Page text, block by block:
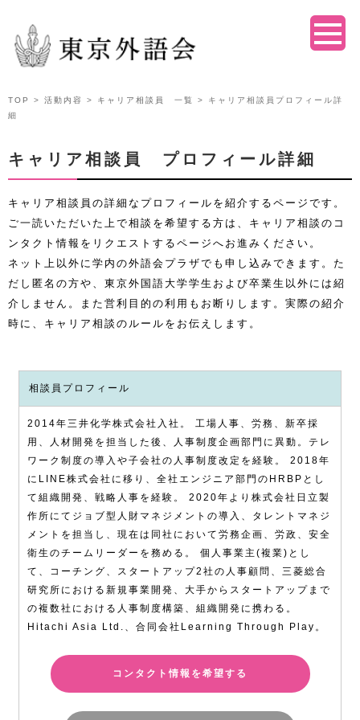
TOP > 活動内容 > キャリア相談員 一覧
> キャリア相談員プロフィール詳
細
キャリア相談員 プロフィール詳細
キャリア相談員の詳細なプロフィールを紹介するページです。
ご一読いただいた上で相談を希望する方は、キャリア相談のコ
ンタクト情報をリクエストするページへお進みください。
ネット上以外に学内の外語会プラザでも申し込みできます。た
だし匿名の方や、東京外国語大学学生および卒業生以外には紹
介しません。また営利目的の利用もお断りします。実際の紹介
時に、キャリア相談のルールをお伝えします。
相談員プロフィール
2014年三井化学株式会社入社。 工場人事、労務、新卒採
用、人材開発を担当した後、人事制度企画部門に異動。テレ
ワーク制度の導入や子会社の人事制度改定を経験。 2018年
にLINE株式会社に移り、全社エンジニア部門のHRBPとし
て組織開発、戦略人事を経験。 2020年より株式会社日立製
作所にてジョブ型人財マネジメントの導入、タレントマネジ
メントを担当し、現在は同社において労務企画、労政、安全
衛生のチームリーダーを務める。 個人事業主(複業)とし
て、コーチング、スタートアップ2社の人事顧問、三菱総合
研究所における新規事業開発、大手からスタートアップまで
の複数社における人事制度構築、組織開発に携わる。
Hitachi Asia Ltd.、合同会社Learning Through Play。
コンタクト情報を希望する